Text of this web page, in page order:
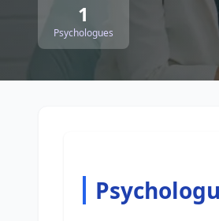
1
Psychologues